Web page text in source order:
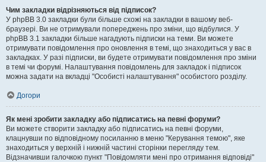
Чим закладки відрізняються від підписок?
У phpBB 3.0 закладки були більше схожі на закладки в вашому веб-
браузері. Ви не отримували попереджень про зміни, що відбулися. У
phpBB 3.1 закладки більше нагадують підписки на теми. Ви можете
отримувати повідомлення про оновлення в темі, що знаходиться у вас в
закладках. У разі підписки, ви будете отримувати повідомлення про зміни
в темі чи форумі. Налаштування повідомлень для закладок і підписок
можна задати на вкладці "Особисті налаштування" особистого розділу.
Догори
Як мені зробити закладку або підписатись на певні форуми?
Ви можете створити закладку або підписатись на певні форуми,
клацнувши по відповідному посиланню в меню "Керування темою", яке
знаходиться у верхній і нижній частині сторінки перегляду тем.
Відзначивши галочкою пункт "Повідомляти мені про отримання відповіді"